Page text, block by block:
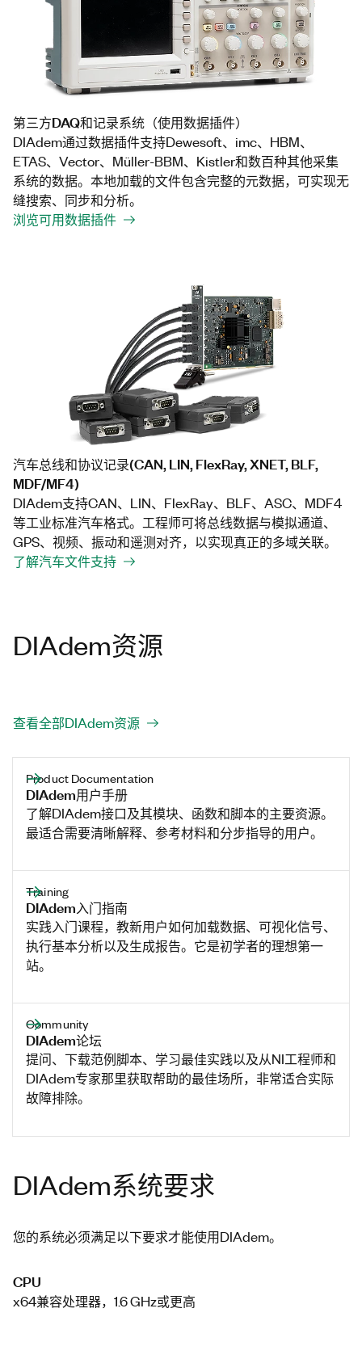
第三方DAQ和记录系统（使用数据插件）
DIAdem通过数据插件支持Dewesoft、imc、HBM、
ETAS、Vector、Müller-BBM、Kistler和数百种其他采集
系统的数据。本地加载的文件包含完整的元数据，可实现无
缝搜索、同步和分析。
浏览可用数据插件
汽车总线和协议记录(CAN, LIN, FlexRay, XNET, BLF,
MDF/MF4)
DIAdem支持CAN、LIN、FlexRay、BLF、ASC、MDF4
等工业标准汽车格式。工程师可将总线数据与模拟通道、
GPS、视频、振动和遥测对齐，以实现真正的多域关联。
了解汽车文件支持
DIAdem资源
查看全部DIAdem资源
Product Documentation
DIAdem用户手册
了解DIAdem接口及其模块、函数和脚本的主要资源。
最适合需要清晰解释、参考材料和分步指导的用户。
Training
DIAdem入门指南
实践入门课程，教新用户如何加载数据、可视化信号、
执行基本分析以及生成报告。它是初学者的理想第一
站。
Community
DIAdem论坛
提问、下载范例脚本、学习最佳实践以及从NI工程师和
DIAdem专家那里获取帮助的最佳场所，非常适合实际
故障排除。
DIAdem系统要求
您的系统必须满足以下要求才能使用DIAdem。
CPU
x64兼容处理器，1.6 GHz或更高